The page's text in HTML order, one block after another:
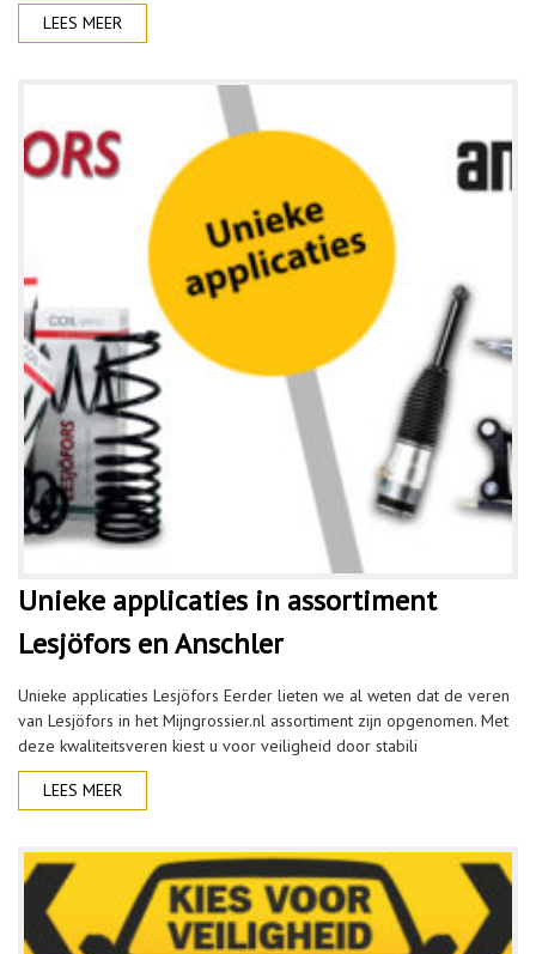
LEES MEER
Unieke applicaties in assortiment
Lesjöfors en Anschler
Unieke applicaties Lesjöfors Eerder lieten we al weten dat de veren
van Lesjöfors in het Mijngrossier.nl assortiment zijn opgenomen. Met
deze kwaliteitsveren kiest u voor veiligheid door stabili
LEES MEER